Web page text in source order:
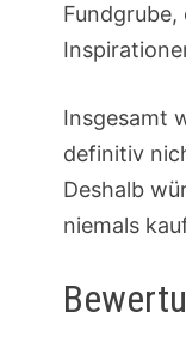
Fundgrube,
Insgesamt
definitiv
Deshalb
niemals